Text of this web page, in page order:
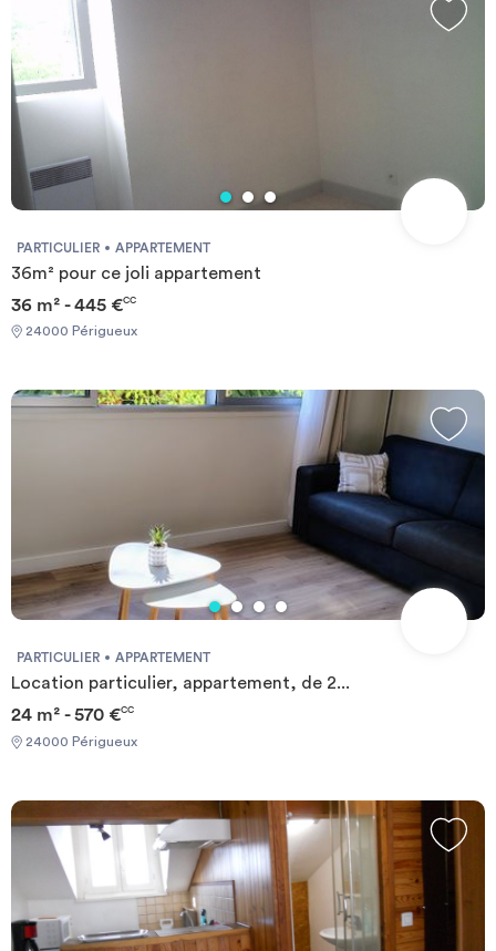
PARTICULIER APPARTEMENT
36m² pour ce joli appartement
36 m² - 445 €CC
24000 Périgueux
PARTICULIER APPARTEMENT
Location particulier, appartement, de 2...
24 m² - 570 €CC
24000 Périgueux